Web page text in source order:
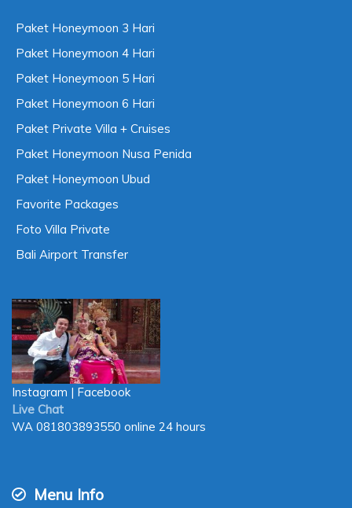
Paket Honeymoon 3 Hari
Paket Honeymoon 4 Hari
Paket Honeymoon 5 Hari
Paket Honeymoon 6 Hari
Paket Private Villa + Cruises
Paket Honeymoon Nusa Penida
Paket Honeymoon Ubud
Favorite Packages
Foto Villa Private
Bali Airport Transfer
Instagram | Facebook
Live Chat
WA 081803893550 online 24 hours
Menu Info